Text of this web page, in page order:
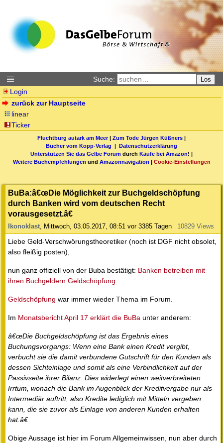
Suche: Los
Login
zurück zur Hauptseite
linear
Ticker
Fluchtburg autark am Meer| Zum Tode Jürgen Küßners |
Bücher vom Kopp-Verlag | Datenschutzerklärung
Unterstützen Sie das Gelbe Forum durch Käufe bei Amazon! |
Weitere Buchempfehlungen und Amazonnavigation | Cookie-Einstellungen
BuBa:â€œDie Möglichkeit zur Buchgeldschöpfung
durch Banken wird vom deutschen Recht
vorausgesetzt.â€
Ikonoklast, Mittwoch, 03.05.2017, 08:51 vor 3385 Tagen 10829 Views
Liebe Geld-Verschwörungstheoretiker (noch ist DGF nicht obsolet,
also fleißig posten),
nun ganz offiziell von der Buba bestätigt: Banken betreiben mit
ihren Buchgeldern Geldschöpfung.
Geldschöpfung war immer wieder Thema im Forum.
Im Monatsbericht April 17 erklärt die BuBa unter anderem:
â€œDie Buchgeldschöpfung ist das Ergebnis eines
Buchungsvorgangs: Wenn eine Bank einen Kredit vergibt,
verbucht sie die damit verbundene Gutschrift für den Kunden als
dessen Sichteinlage und somit als eine Verbindlichkeit auf der
Passivseite ihrer Bilanz. Dies widerlegt einen weitverbreiteten
Irrtum, wonach die Bank im Augenblick der Kreditvergabe nur als
Intermediär auftritt, also Kredite lediglich mit Mitteln vergeben
kann, die sie zuvor als Einlage von anderen Kunden erhalten
hat.â€
Obige Aussage ist hier im Forum Allgemeinwissen, nun aber durch